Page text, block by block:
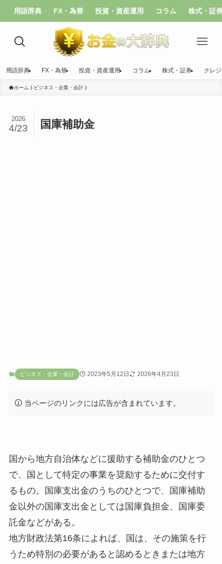
用語辞典 FX・為替 投資・資産運用 コラム 株式・証
用語辞典 FX・為替 投資・資産運用 コラム 株式・証券 クレ
ホーム ビジネス・企業・会計
国庫補助金
2026
4/23
ビジネス・企業・会計 2023年5月12日 2026年4月23日
当ページのリンクには広告が含まれています。
国から地方自治体などに援助する補助金のひとつ
で、国として特定の事業を奨励するために交付す
るもの。国庫支出金のうちのひとつで、国庫補助
金以外の国庫支出金としては国庫負担金、国庫委
託金などがある。
地方財政法第16条によれば、国は、その施策を行
うため特別の必要があると認めるときまたは地方